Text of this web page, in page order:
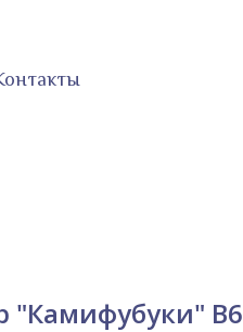
"Камифубуки" B6